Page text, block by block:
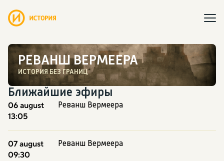
РЕВАНШ ВЕРМЕЕРА
ИСТОРИЯ БЕЗ ГРАНИЦ
Ближайшие эфиры
06 august
13:05
Реванш Вермеера
07 august
09:30
Реванш Вермеера